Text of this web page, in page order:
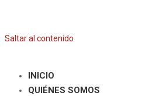
Saltar al contenido
INICIO
QUIÉNES SOMOS